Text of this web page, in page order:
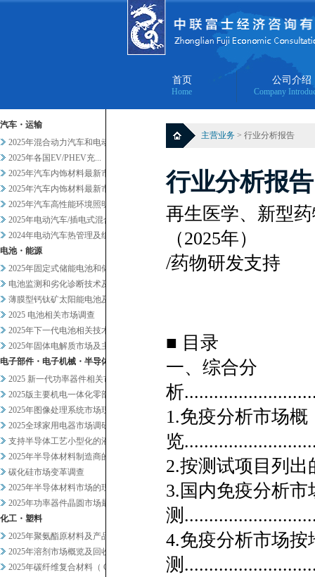
首页
Home
公司介绍
Company
汽车・运输
2025年混合动力汽车和电动汽...
2025年各国EV/PHEV充...
2025年汽车内饰材料最新市场...
2025年汽车内饰材料最新市场...
2025年汽车高性能环境照明的...
2025年电动汽车/插电式混合...
2024年电动汽车热管理及组件...
电池・能源
2025年固定式储能电池和储能...
电池监测和劣化诊断技术及服务当...
薄膜型钙钛矿太阳能电池及其他轻...
2025 电池相关市场调查
2025年下一代电池相关技术及...
2025年固体电解质市场及主要...
电子部件・电子机械・半导体
2025 新一代功率器件相关市...
2025版主要机电一体化零部件...
2025年图像处理系统市场现状...
2025全球家用电器市场调研
支持半导体工艺小型化的液体过滤...
2025年半导体材料制造商的业...
碳化硅市场变革调查
2025年半导体材料市场的现状...
2025年功率器件晶圆市场最新...
化工・塑料
2025年聚氨酯原材料及产品市...
2025年溶剂市场概览及回收相...
2025年碳纤维复合材料（ C...
主营业务 > 行业分析报告
行业分析报告
再生医学、新型
（2025年）
/药物研发支持
■ 目录
一、综合分
析
1.免疫分析市场概
览
2.按测试项目列出
3.国内免疫分析
测
4.免疫分析市场
测